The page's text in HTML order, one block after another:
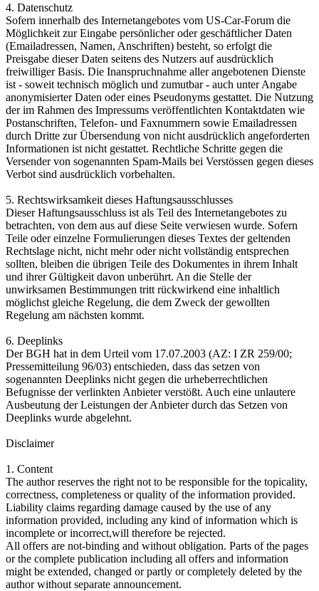
4. Datenschutz
Sofern innerhalb des Internetangebotes vom US-Car-Forum die
Möglichkeit zur Eingabe persönlicher oder geschäftlicher Daten
(Emailadressen, Namen, Anschriften) besteht, so erfolgt die
Preisgabe dieser Daten seitens des Nutzers auf ausdrücklich
freiwilliger Basis. Die Inanspruchnahme aller angebotenen Dienste
ist - soweit technisch möglich und zumutbar - auch unter Angabe
anonymisierter Daten oder eines Pseudonyms gestattet. Die Nutzung
der im Rahmen des Impressums veröffentlichten Kontaktdaten wie
Postanschriften, Telefon- und Faxnummern sowie Emailadressen
durch Dritte zur Übersendung von nicht ausdrücklich angeforderten
Informationen ist nicht gestattet. Rechtliche Schritte gegen die
Versender von sogenannten Spam-Mails bei Verstössen gegen dieses
Verbot sind ausdrücklich vorbehalten.
5. Rechtswirksamkeit dieses Haftungsausschlusses
Dieser Haftungsausschluss ist als Teil des Internetangebotes zu
betrachten, von dem aus auf diese Seite verwiesen wurde. Sofern
Teile oder einzelne Formulierungen dieses Textes der geltenden
Rechtslage nicht, nicht mehr oder nicht vollständig entsprechen
sollten, bleiben die übrigen Teile des Dokumentes in ihrem Inhalt
und ihrer Gültigkeit davon unberührt. An die Stelle der
unwirksamen Bestimmungen tritt rückwirkend eine inhaltlich
möglichst gleiche Regelung, die dem Zweck der gewollten
Regelung am nächsten kommt.
6. Deeplinks
Der BGH hat in dem Urteil vom 17.07.2003 (AZ: I ZR 259/00;
Pressemitteilung 96/03) entschieden, dass das setzen von
sogenannten Deeplinks nicht gegen die urheberrechtlichen
Befugnisse der verlinkten Anbieter verstößt. Auch eine unlautere
Ausbeutung der Leistungen der Anbieter durch das Setzen von
Deeplinks wurde abgelehnt.
Disclaimer
1. Content
The author reserves the right not to be responsible for the topicality,
correctness, completeness or quality of the information provided.
Liability claims regarding damage caused by the use of any
information provided, including any kind of information which is
incomplete or incorrect,will therefore be rejected.
All offers are not-binding and without obligation. Parts of the pages
or the complete publication including all offers and information
might be extended, changed or partly or completely deleted by the
author without separate announcement.